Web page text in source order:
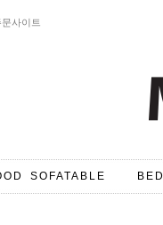
사이트
SOFATABLE BED